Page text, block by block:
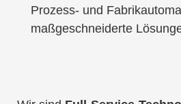
Prozess- und
maßgeschneiderte